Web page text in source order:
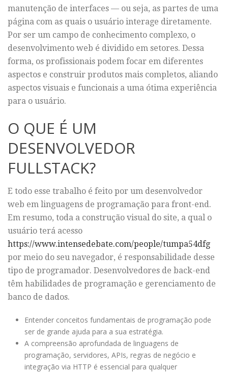
manutenção de interfaces — ou seja, as partes de uma
página com as quais o usuário interage diretamente.
Por ser um campo de conhecimento complexo, o
desenvolvimento web é dividido em setores. Dessa
forma, os profissionais podem focar em diferentes
aspectos e construir produtos mais completos, aliando
aspectos visuais e funcionais a uma ótima experiência
para o usuário.
O QUE É UM
DESENVOLVEDOR
FULLSTACK?
E todo esse trabalho é feito por um desenvolvedor
web em linguagens de programação para front-end.
Em resumo, toda a construção visual do site, a qual o
usuário terá acesso
https://www.intensedebate.com/people/tumpa54dfg
por meio do seu navegador, é responsabilidade desse
tipo de programador. Desenvolvedores de back-end
têm habilidades de programação e gerenciamento de
banco de dados.
Entender conceitos fundamentais de programação pode
ser de grande ajuda para a sua estratégia.
A compreensão aprofundada de linguagens de
programação, servidores, APIs, regras de negócio e
integração via HTTP é essencial para qualquer